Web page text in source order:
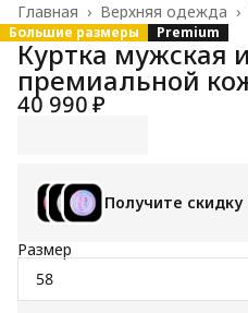
Верхняя одежда ›
Главная ›
Большие размеры Premium
Куртка мужская
премиальной
40 990 ₽
Получите скидку
Размер
58